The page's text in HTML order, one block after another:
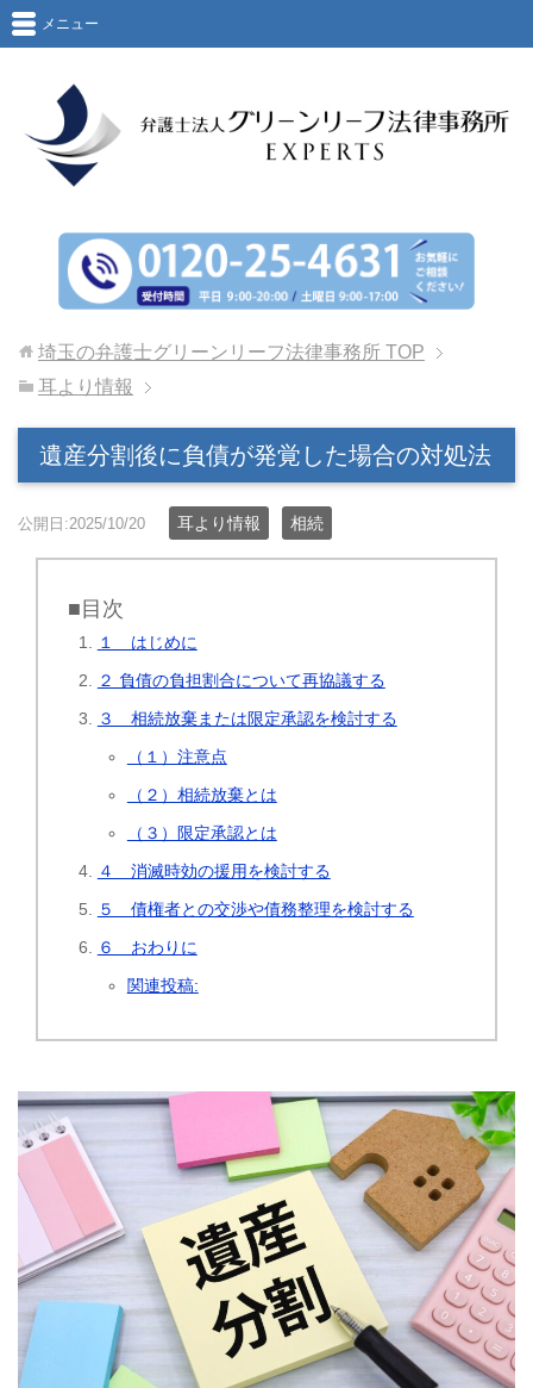
メニュー
埼玉の弁護士グリーンリーフ法律事務所 TOP
耳より情報
遺産分割後に負債が発覚した場合の対処法
公開日:2025/10/20 耳より情報 相続
■目次
１ はじめに
２ 負債の負担割合について再協議する
３ 相続放棄または限定承認を検討する
（１）注意点
（２）相続放棄とは
（３）限定承認とは
４ 消滅時効の援用を検討する
５ 債権者との交渉や債務整理を検討する
６ おわりに
関連投稿: